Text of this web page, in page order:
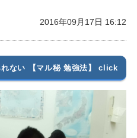
2016年09月17日 16:12
ない 【マル秘 勉強法】 click